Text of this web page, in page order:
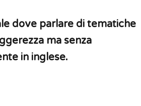
dove parlare di tematiche
ma senza
in inglese.